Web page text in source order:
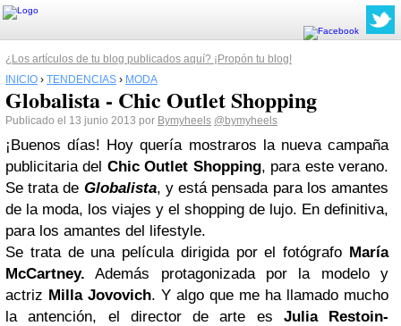
¿Los artículos de tu blog publicados aquí? ¡Propón tu blog!
INICIO › TENDENCIAS › MODA
Globalista - Chic Outlet Shopping
Publicado el 13 junio 2013 por Bymyheels @bymyheels
¡Buenos días! Hoy quería mostraros la nueva campaña
publicitaria del Chic Outlet Shopping, para este verano.
Se trata de Globalista, y está pensada para los amantes
de la moda, los viajes y el shopping de lujo. En definitiva,
para los amantes del lifestyle.
Se trata de una película dirigida por el fotógrafo María
McCartney. Además protagonizada por la modelo y
actriz Milla Jovovich. Y algo que me ha llamado mucho
la antención, el director de arte es Julia Restoin-